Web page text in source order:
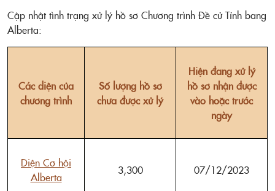
Cập nhật tình trạng xử lý hồ sơ Chương trình Đề cử Tỉnh bang
Alberta:
Các diện của
chương trình
Số lượng hồ sơ
chưa được xử lý
Hiện đang xử lý
hồ sơ nhận được
vào hoặc trước
ngày
Diện Cơ hội
Alberta
3,300 07/12/2023